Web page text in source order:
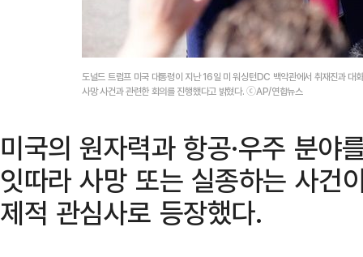
도널드 트럼프 미국 대통령이 지난 16일 미 워싱턴DC 백악관에서 취재진과 대
사망 사건과 관련한 회의를 진행했다고 밝혔다. ⓒAP/연합뉴스
미국의 원자력과 항공·우주 분야
잇따라 사망 또는 실종하는 사건
제적 관심사로 등장했다.